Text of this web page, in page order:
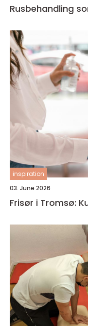
Rusbehandling
inspiration
03. June 2026
Frisør i Tromsø: